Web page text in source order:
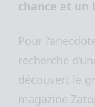
chance et un
Pour
recherche
découvert le
magazine